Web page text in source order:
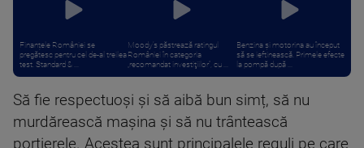
Finanțele României se
pregătesc pentru cel de-al treilea
test. Standard & ...
Moody’s păstrează ratingul
României în categoria
„recomandat investiţiilor”, cu ...
Benzina și motorina au început
să se ieftinească. Primele efecte
la pompă după ...
Să fie respectuoși și să aibă bun simț, să nu
murdărească mașina și să nu trântească
portierele. Acestea sunt principalele reguli pe care